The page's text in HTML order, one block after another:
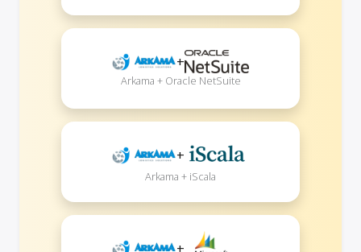
+
Arkama + Oracle NetSuite
+
Arkama + iScala